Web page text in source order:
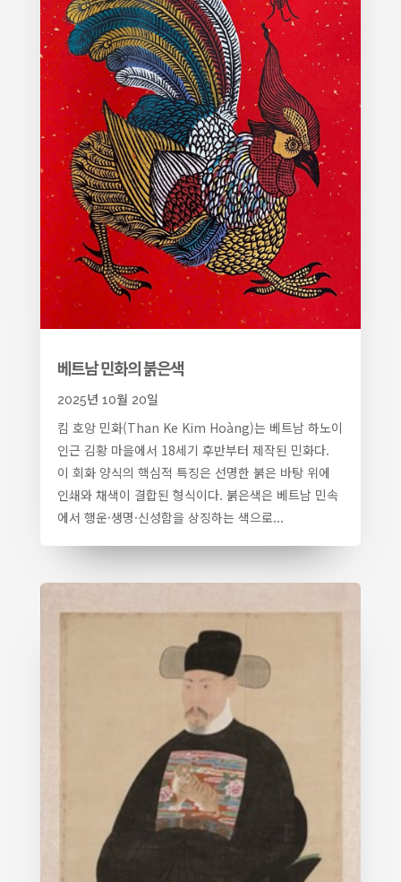
베트남 민화의 붉은색
2025년 10월 20일
킴 호앙 민화(Than Ke Kim Hoàng)는 베트남 하노이
인근 김황 마을에서 18세기 후반부터 제작된 민화다.
이 회화 양식의 핵심적 특징은 선명한 붉은 바탕 위에
인쇄와 채색이 결합된 형식이다. 붉은색은 베트남 민속
에서 행운·생명·신성함을 상징하는 색으로...